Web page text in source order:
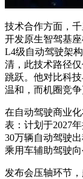
技术合作方面，
开发原生智驾基
L4级自动驾驶架
清，此技术路径
跳跃。他对比科
温和，而机圈竞争
在自动驾驶商业
表：计划于2027
30万辆自动驾驶
乘用车辅助驾驶
发布会压轴环节